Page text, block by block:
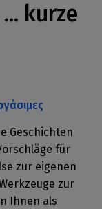
kurze
Geschichten
für
zur eigenen
zur
Ihnen als